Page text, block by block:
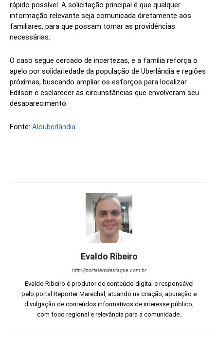
rápido possível. A solicitação principal é que qualquer
informação relevante seja comunicada diretamente aos
familiares, para que possam tomar as providências
necessárias.
O caso segue cercado de incertezas, e a família reforça o
apelo por solidariedade da população de Uberlândia e regiões
próximas, buscando ampliar os esforços para localizar
Edilson e esclarecer as circunstâncias que envolveram seu
desaparecimento.
Fonte: Alouberlândia
Evaldo Ribeiro
http://portalemdestaque.com.br
Evaldo Ribeiro é produtor de conteúdo digital e responsável
pelo portal Reporter Marechal, atuando na criação, apuração e
divulgação de conteúdos informativos de interesse público,
com foco regional e relevância para a comunidade.